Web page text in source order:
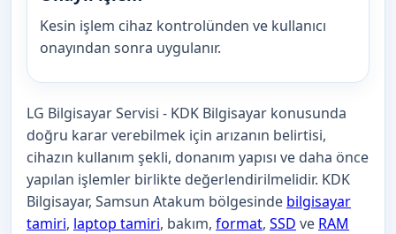
Kesin işlem cihaz kontrolünden ve kullanıcı
onayından sonra uygulanır.
LG Bilgisayar Servisi - KDK Bilgisayar konusunda
doğru karar verebilmek için arızanın belirtisi,
cihazın kullanım şekli, donanım yapısı ve daha önce
yapılan işlemler birlikte değerlendirilmelidir. KDK
Bilgisayar, Samsun Atakum bölgesinde bilgisayar
tamiri, laptop tamiri, bakım, format, SSD ve RAM